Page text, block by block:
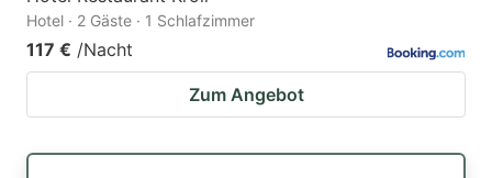
Hotel · 2 Gäste · 1 Schlafzimmer
117 € /Nacht
Zum Angebot